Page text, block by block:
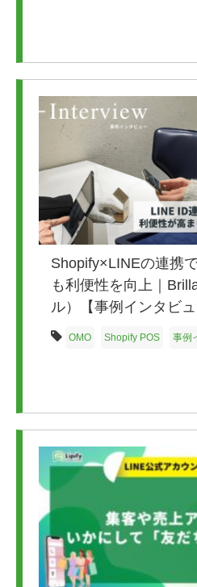
Shopify×LINEの連携
も利便性を向上｜
ル）【事例インタビュ
OMO Shopify POS 事例